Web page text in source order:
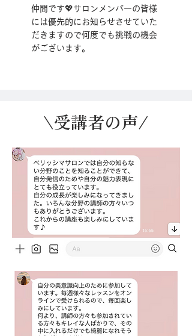
仲間です💖サロンメンバーの皆様
には優先的にお知らせさせていた
だきますので何度でも挑戦の機会
がございます。
\受講者の声/